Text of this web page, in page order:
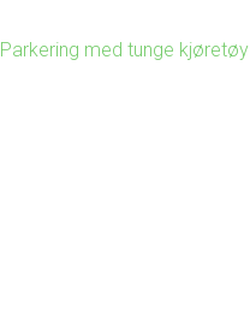
Parkering med tunge kjøretøy